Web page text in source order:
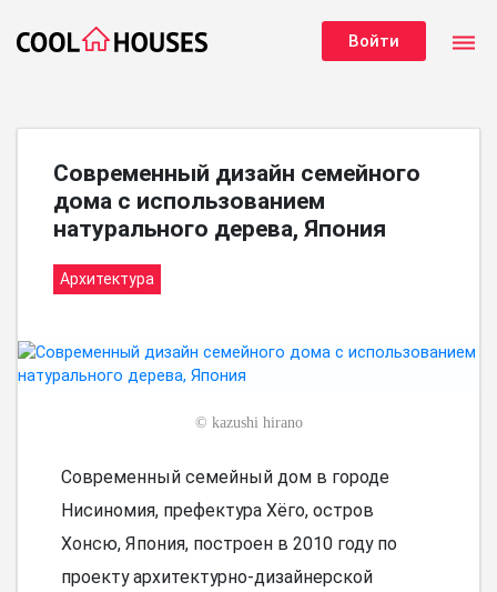
Войти dehaze
Современный дизайн семейного
дома с использованием
натурального дерева, Япония
Архитектура
© kazushi hirano
Современный семейный дом в городе
Нисиномия, префектура Хёго, остров
Хонсю, Япония, построен в 2010 году по
проекту архитектурно-дизайнерской